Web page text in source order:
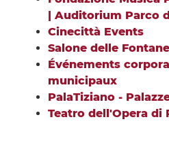
| Auditorium Parco
Cinecittà Events
Salone delle Fontane
Événements
municipaux
PalaTiziano -
Teatro dell'Opera di